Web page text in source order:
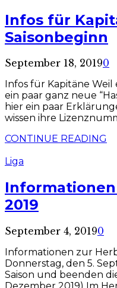
Infos für
Saisonbeginn
September 18, 20190
Infos für Kapitäne Weil
ein paar ganz neue
hier ein paar
wissen ihre
CONTINUE READING
Liga
2019
September 4, 20190
Informationen zur
Donnerstag, den 5.
Saison und beenden